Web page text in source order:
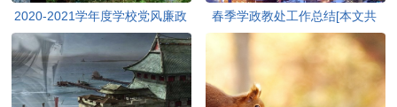
2020-2021学年度学校党风廉政
建设工作总结[本文共2955字]
春季学政教处工作总结[本文共
987字]